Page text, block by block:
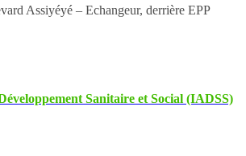
Assiyéyé – Echangeur, derrière EPP
Sanitaire et Social (IADSS)